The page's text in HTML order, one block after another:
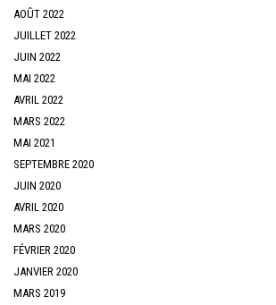
AOÛT 2022
JUILLET 2022
JUIN 2022
MAI 2022
AVRIL 2022
MARS 2022
MAI 2021
SEPTEMBRE 2020
JUIN 2020
AVRIL 2020
MARS 2020
FÉVRIER 2020
JANVIER 2020
MARS 2019